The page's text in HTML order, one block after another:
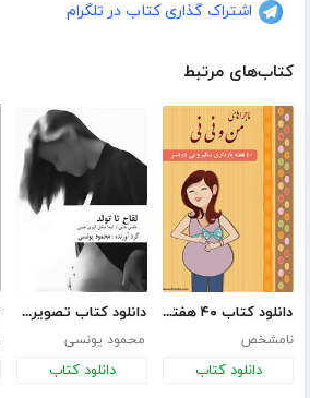
اشتراک گذاری کتاب در تلگرام
کتاب‌های مرتبط
دانلود کتاب ۴۰ هفته بارداری سالم و بی‌دردسر
نامشخص
دانلود کتاب
دانلود کتاب تصویری لقاح تا تولد
محمود یونسی
دانلود کتاب